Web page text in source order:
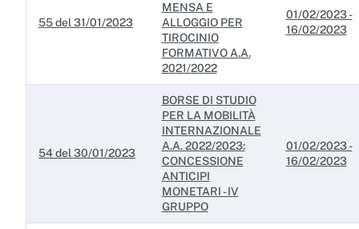
55 del 31/01/2023
MENSA E
ALLOGGIO PER
TIROCINIO
FORMATIVO A.A.
2021/2022
01/02/2023 -
16/02/2023
54 del 30/01/2023
BORSE DI STUDIO
PER LA MOBILITÀ
INTERNAZIONALE
A.A. 2022/2023:
CONCESSIONE
ANTICIPI
MONETARI - IV
GRUPPO
01/02/2023 -
16/02/2023